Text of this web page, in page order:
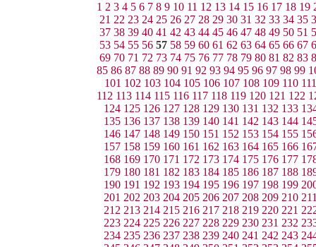
1 2 3 4 5 6 7 8 9 10 11 12 13 14 15 16 17 18 19
21 22 23 24 25 26 27 28 29 30 31 32 33 34 35
37 38 39 40 41 42 43 44 45 46 47 48 49 50 51
53 54 55 56 57 58 59 60 61 62 63 64 65 66 67
69 70 71 72 73 74 75 76 77 78 79 80 81 82 83
85 86 87 88 89 90 91 92 93 94 95 96 97 98 99
101 102 103 104 105 106 107 108 109 110 111
112 113 114 115 116 117 118 119 120 121 122
124 125 126 127 128 129 130 131 132 133
135 136 137 138 139 140 141 142 143 144
146 147 148 149 150 151 152 153 154 155
157 158 159 160 161 162 163 164 165 166
168 169 170 171 172 173 174 175 176 177
179 180 181 182 183 184 185 186 187 188
190 191 192 193 194 195 196 197 198 199
201 202 203 204 205 206 207 208 209 210
212 213 214 215 216 217 218 219 220 221
223 224 225 226 227 228 229 230 231 232
234 235 236 237 238 239 240 241 242 243